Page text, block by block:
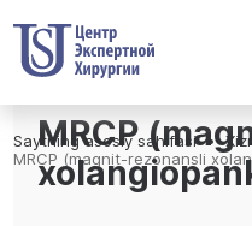
Saytning asosiy sahifasi
MRCP (magnit-rezonansli
MRCP